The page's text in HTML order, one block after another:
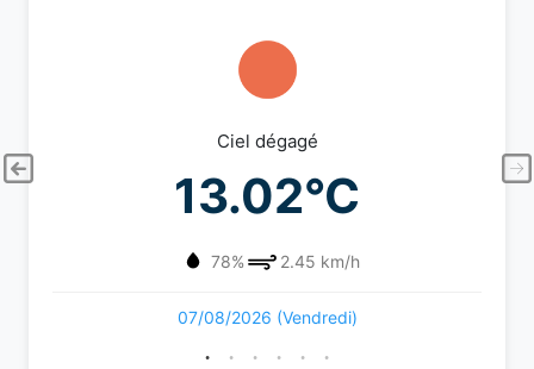
Ciel dégagé
13.02°C
78% 2.45 km/h
07/08/2026 (Vendredi)